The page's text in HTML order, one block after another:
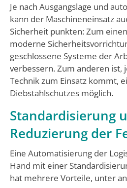
Je nach Ausgangslage und
kann der Maschineneinsatz
Sicherheit punkten: Zum
moderne
geschlossene Systeme der
verbessern. Zum anderen ist,
Technik zum Einsatz kommt,
Diebstahlschutzes möglich.
Standardisierung
Reduzierung der
Eine Automatisierung der
Hand mit einer
hat mehrere Vorteile, unter